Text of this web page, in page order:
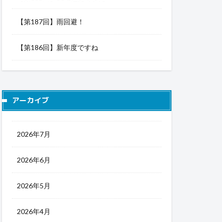
【第187回】雨回避！
【第186回】新年度ですね
アーカイブ
2026年7月
2026年6月
2026年5月
2026年4月